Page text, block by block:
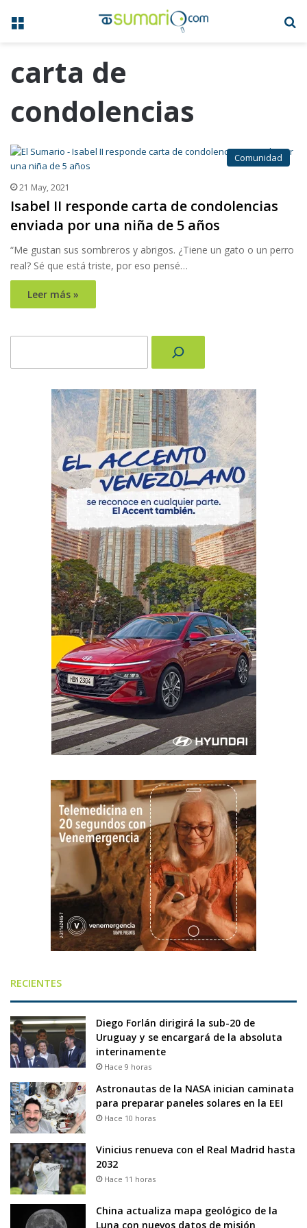
Menú
carta de
condolencias
Comunidad
21 May, 2021
Isabel II responde carta de condolencias
enviada por una niña de 5 años
“Me gustan sus sombreros y abrigos. ¿Tiene un gato o un perro
real? Sé que está triste, por eso pensé…
Leer más »
RECIENTES
Diego Forlán dirigirá la sub-20 de
Uruguay y se encargará de la absoluta
interinamente
Hace 9 horas
Astronautas de la NASA inician caminata
para preparar paneles solares en la EEI
Hace 10 horas
Vinicius renueva con el Real Madrid hasta
2032
Hace 11 horas
China actualiza mapa geológico de la
Luna con nuevos datos de misión